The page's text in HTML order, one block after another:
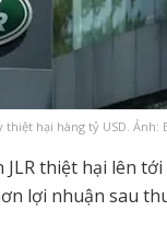
hại hàng tỷ USD. Ảnh:
thiệt hại lên
lợi nhuận sau